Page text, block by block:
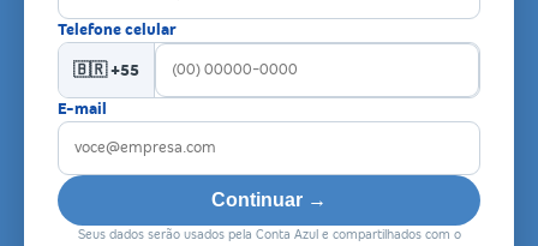
Telefone celular
🇧🇷 +55
E-mail
Continuar →
Seus dados serão usados pela Conta Azul e compartilhados com o